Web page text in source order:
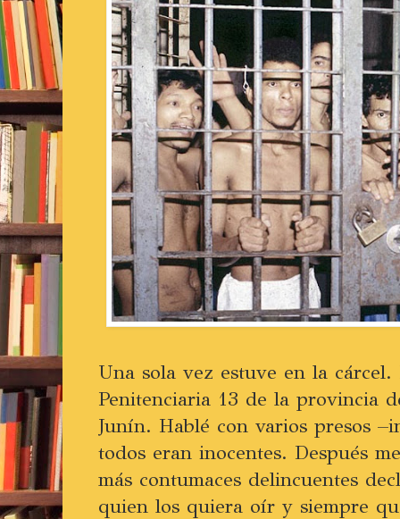
Una sola vez estuve en la
Penitenciaria 13 de la provincia
Junín. Hablé con varios presos
todos eran inocentes. Después
más contumaces delincuentes
quien los quiera oír y siempre